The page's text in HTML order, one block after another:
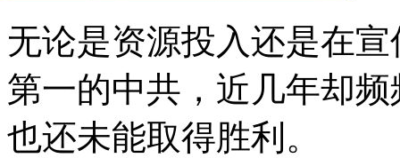
无论是资源投入还是在
第一的中共，近几年却
也还未能取得胜利。